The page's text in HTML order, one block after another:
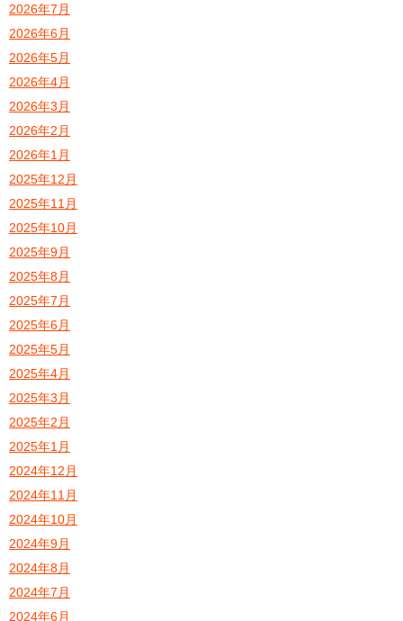
2026年7月
2026年6月
2026年5月
2026年4月
2026年3月
2026年2月
2026年1月
2025年12月
2025年11月
2025年10月
2025年9月
2025年8月
2025年7月
2025年6月
2025年5月
2025年4月
2025年3月
2025年2月
2025年1月
2024年12月
2024年11月
2024年10月
2024年9月
2024年8月
2024年7月
2024年6月